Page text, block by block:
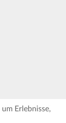
um Erlebnisse,